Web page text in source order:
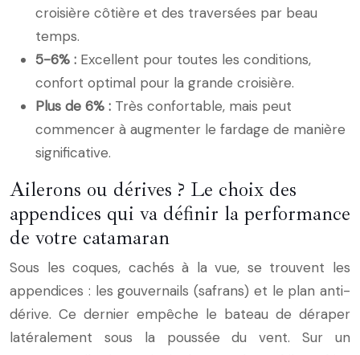
croisière côtière et des traversées par beau
temps.
5-6% : Excellent pour toutes les conditions,
confort optimal pour la grande croisière.
Plus de 6% : Très confortable, mais peut
commencer à augmenter le fardage de manière
significative.
Ailerons ou dérives ? Le choix des
appendices qui va définir la performance
de votre catamaran
Sous les coques, cachés à la vue, se trouvent les
appendices : les gouvernails (safrans) et le plan anti-
dérive. Ce dernier empêche le bateau de déraper
latéralement sous la poussée du vent. Sur un